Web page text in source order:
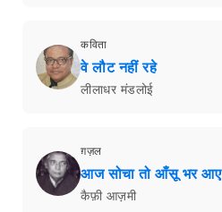
कविता
वे लौट नहीं रहे
लीलाधर मंडलोई
ग़ज़ल
आज सोचा तो आँसू भर आए
कैफ़ी आज़मी